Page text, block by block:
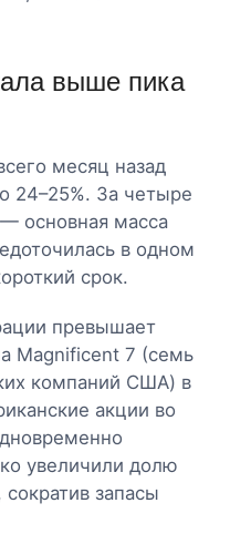
выше пика
месяц назад
24–25%. За четыре
основная масса
в одном
срок.
превышает
Magnificent 7 (семь
компаний США) в
акции во
увеличили долю
запасы